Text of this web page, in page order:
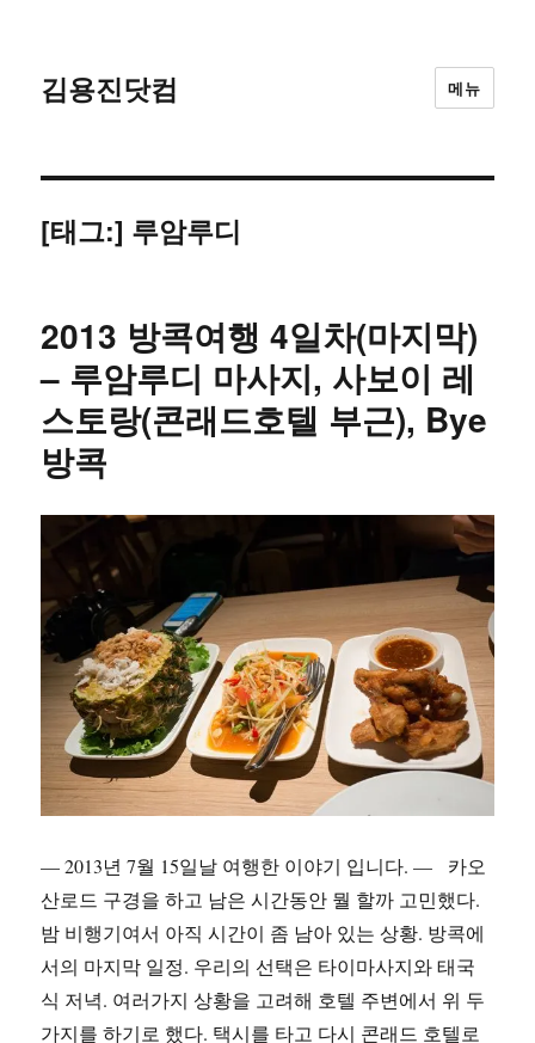
김용진닷컴 메뉴
[태그:] 루암루디
2013 방콕여행 4일차(마지막)
– 루암루디 마사지, 사보이 레
스토랑(콘래드호텔 부근), Bye
방콕
— 2013년 7월 15일날 여행한 이야기 입니다. — 카오
산로드 구경을 하고 남은 시간동안 뭘 할까 고민했다.
밤 비행기여서 아직 시간이 좀 남아 있는 상황. 방콕에
서의 마지막 일정. 우리의 선택은 타이마사지와 태국
식 저녁. 여러가지 상황을 고려해 호텔 주변에서 위 두
가지를 하기로 했다. 택시를 타고 다시 콘래드 호텔로